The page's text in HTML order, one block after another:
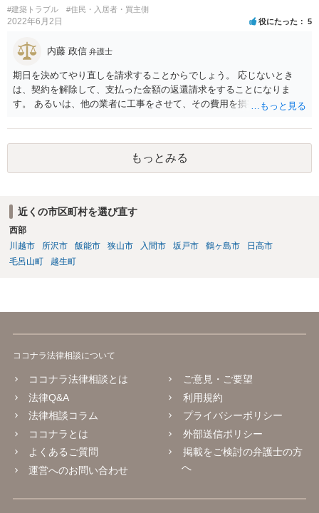
層建築物の建築確認を得る際は、近隣住民と協議してその建築に関し
同意を得るよう行政指導が行われておりますので、（推測になってし
たのかもしれません。 近隣住民の同意は必須の要件ではないため、直
ちに建築確認自体が取り消されるわけではございませんが、虚偽の申
請を行ったことについて申請者の責任を追及する余地はあろうかと存
じます。 お話をお聞きする限り、相手方のやり口は非常に強引かつ高
圧的で、相談者様が恐怖を感じるのは無理もないことかと思います。
取った」ということについて説明を求める旨を記載した通知書を送り
士に任せることができ、相手方と話さなければならないという精神的
なご負担をなくすこともできます。 相手方に恐怖を感じ、ご自身で話
し合いを行うことができそうにないようでしたら、一度弁護士に依頼
することをご検討いただくのがよろしいかもしれません。 ご参考にな
れば幸いです。
#建築トラブル #住民・入居者・買主側
2022年6月2日 役にたった 5
内藤 政信 弁護士
期日を決めてやり直しを請求することからでしょう。 応じないとき
は、契約を解除して、支払った金額の返還請求をすることになりま
す。 あるいは、他の業者に工事をさせて、その費用を損害として請求
もっとみる
近くの市区町村を選び直す
西部
川越市
所沢市 飯能市 狭山市 入間市 坂戸市 鶴ヶ島市
日高市
毛呂山町
越生町
ココナラ法律相談について
ココナラ法律相談とは
法律Q&A
法律相談コラム
ココナラとは
よくあるご質問
運営へのお問い合わせ
ご意見・ご要望
利用規約
プライバシーポリシー
外部送信ポリシー
掲載をご検討の弁護士の方
へ